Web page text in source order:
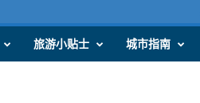
旅游小贴士 城市指南